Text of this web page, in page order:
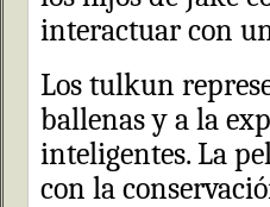
interactuar con
Los tulkun
ballenas y a la
inteligentes. La
con la